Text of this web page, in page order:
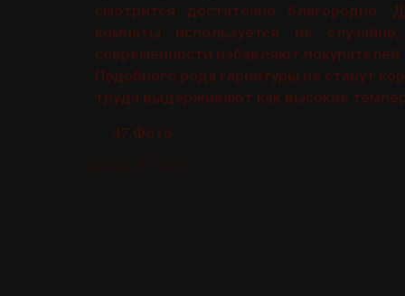
смотрится достаточно благородно.
комнаты используется не
современности избавляют
Подобного рода гарнитуры не станут
труда выдерживают как высокие
47 Фото